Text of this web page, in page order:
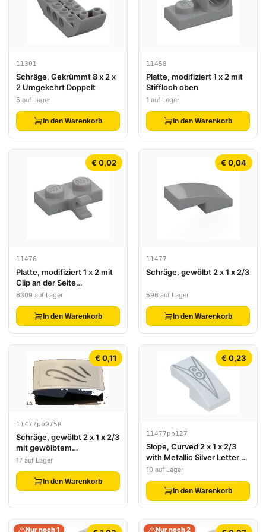
11301
Schräge, Gekrümmt 8 x 2 x
2 Umgekehrt Doppelt
5 auf Lager
In den Warenkorb
11458
Platte, modifiziert 1 x 2 mit
Stiffloch oben
1 auf Lager
In den Warenkorb
€ 0,02
11476
Platte, modifiziert 1 x 2 mit
Clip an der Seite
(horizontaler Griff)
6309 auf Lager
In den Warenkorb
€ 0,04
11477
Schräge, gewölbt 2 x 1 x 2/3
596 auf Lager
In den Warenkorb
€ 0,11
11477pb075R
Schräge, gewölbt 2 x 1 x 2/3
mit gewölbtem
Linienmuster rechte Seite
(Aufkleber) - Set 71043
17 auf Lager
In den Warenkorb
€ 0,23
11477pb127
Slope, Curved 2 x 1 x 2/3
with Metallic Silver Letter V
and Number 8 Hood
Ornament Pattern
10 auf Lager
In den Warenkorb
Nur noch 1 Nur noch 2